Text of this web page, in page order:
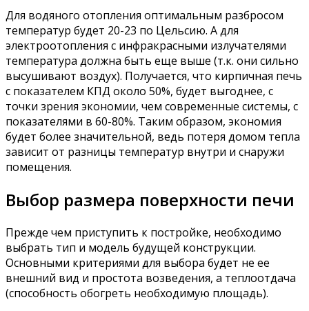
Для водяного отопления оптимальным разбросом
температур будет 20-23 по Цельсию. А для
электроотопления с инфракрасными излучателями
температура должна быть еще выше (т.к. они сильно
высушивают воздух). Получается, что кирпичная печь
с показателем КПД около 50%, будет выгоднее, с
точки зрения экономии, чем современные системы, с
показателями в 60-80%. Таким образом, экономия
будет более значительной, ведь потеря домом тепла
зависит от разницы температур внутри и снаружи
помещения.
Выбор размера поверхности печи
Прежде чем приступить к постройке, необходимо
выбрать тип и модель будущей конструкции.
Основными критериями для выбора будет не ее
внешний вид и простота возведения, а теплоотдача
(способность обогреть необходимую площадь).